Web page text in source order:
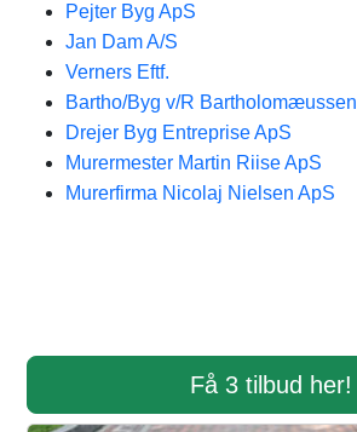
Pejter Byg ApS
Jan Dam A/S
Verners Eftf.
Bartho/Byg v/R Bartholomæussen
Drejer Byg Entreprise ApS
Murermester Martin Riise ApS
Murerfirma Nicolaj Nielsen ApS
Få 3 tilbud her!